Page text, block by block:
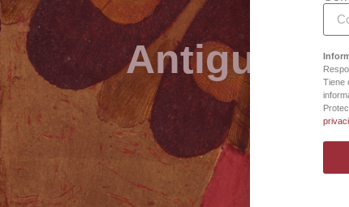
Antigua
Tiene